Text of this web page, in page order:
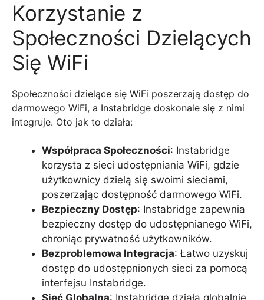
Korzystanie z
Społeczności Dzielących
Się WiFi
Społeczności dzielące się WiFi poszerzają dostęp do
darmowego WiFi, a Instabridge doskonale się z nimi
integruje. Oto jak to działa:
Współpraca Społeczności: Instabridge
korzysta z sieci udostępniania WiFi, gdzie
użytkownicy dzielą się swoimi sieciami,
poszerzając dostępność darmowego WiFi.
Bezpieczny Dostęp: Instabridge zapewnia
bezpieczny dostęp do udostępnianego WiFi,
chroniąc prywatność użytkowników.
Bezproblemowa Integracja: Łatwo uzyskuj
dostęp do udostępnionych sieci za pomocą
interfejsu Instabridge.